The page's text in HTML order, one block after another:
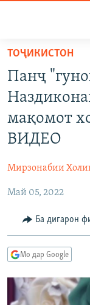
Ҷаҳиш
мояи
аслӣ
ба
феҳристи
Ҷаҳиш
ба
ҶОМЕА
ОСИЁИ МАРКАЗӢ
ФАРҲАНГ
МЕҲМОНИ ОЗОДӢ
ГАПИ ОЗОД
САЛОМ, ХОҲАР
ҶАНГ ДАР
НАЗАРИ МАРДУМ
БЛОГИСТОН
ЧАНДРАСОНАӢ
НИГОРИСТОН
ГУЗОРИШҲОИ
КИТОБҲОИ
Русский
ТОҶИКИСТОН
Панҷ
мақомот
ВИДЕО
Мирзонабии
Май 05, 2022
Ба дигарон
Мо дар Google